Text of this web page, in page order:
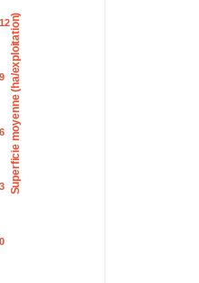
Superficie moyenne (ha/exploitation)
0
3
6
9
12